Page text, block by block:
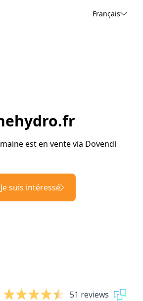
Français
est en vente via Dovendi
Je suis intéressé
51 reviews